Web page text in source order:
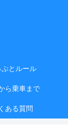
ぷとルール
ら乗車まで
ある質問